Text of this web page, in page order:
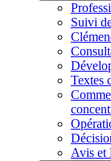
Suivi
Textes
Avis et